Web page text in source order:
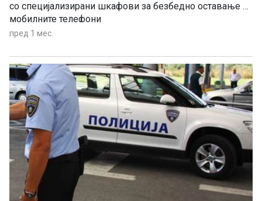
со специјализирани шкафови за безбедно оставање на
мобилните телефони
пред 1 мес.